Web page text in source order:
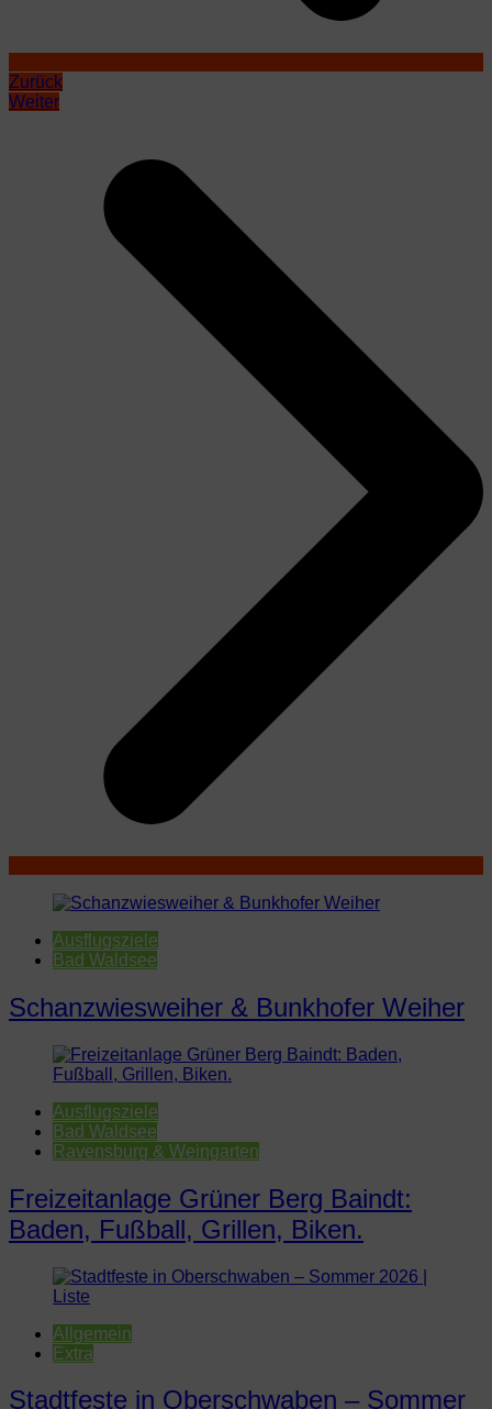
Zurück
Weiter
Ausflugsziele
Bad Waldsee
Schanzwiesweiher & Bunkhofer Weiher
Ausflugsziele
Bad Waldsee
Ravensburg & Weingarten
Freizeitanlage Grüner Berg Baindt:
Baden, Fußball, Grillen, Biken.
Allgemein
Extra
Stadtfeste in Oberschwaben – Sommer